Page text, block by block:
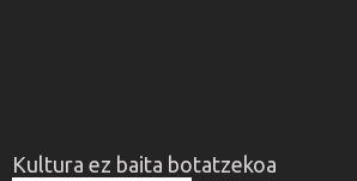
Kultura ez baita botatzekoa